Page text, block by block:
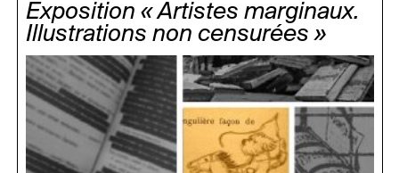
Exposition « Artistes marginaux.
Illustrations non censurées »